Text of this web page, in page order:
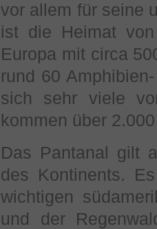
vor allem für seine
ist die Heimat
Europa mit circa
rund 60
sich sehr viele
kommen über
Das Pantanal gilt
des Kontinents.
wichtigen
und der